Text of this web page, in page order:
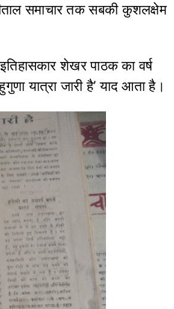
समाचार तक सबकी कुशलक्षेम
शेखर पाठक का वर्ष
यात्रा जारी है’ याद आता है।